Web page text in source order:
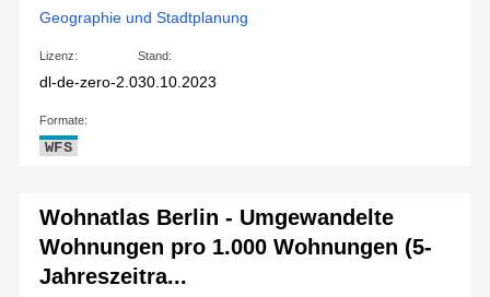
Geographie und Stadtplanung
Lizenz:
dl-de-zero-2.0
Stand:
30.10.2023
Formate:
WFS
Wohnatlas Berlin - Umgewandelte
Wohnungen pro 1.000 Wohnungen (5-
Jahreszeitra...